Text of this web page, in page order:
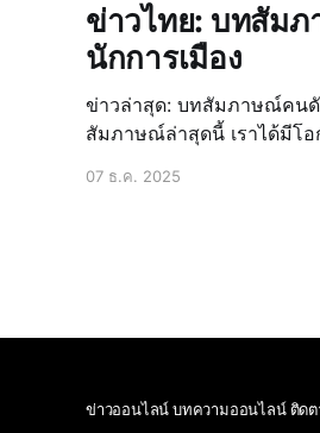
ข่าวไทย: บทสัม
นักการเมือง
ข่าวล่าสุด: บทสัมภาษณ์คนดังที่น่
สัมภาษณ์ล่าสุดนี้ เราได้มีโ
ประสบการณ์เกี่ยวกับการเมืองไท
07 ธ.ค. 2025
ข่าวออนไลน์ บทความออนไลน์ ติดต